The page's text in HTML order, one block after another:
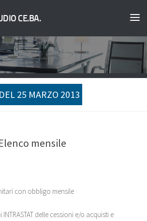
CE.BA.
25 MARZO 2013
mensile
con obbligo mensile
delle cessioni e/o acquisti e